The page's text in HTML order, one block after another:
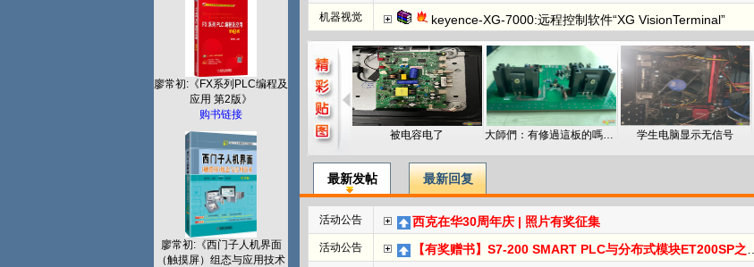
廖常初:《FX系列PLC编程及
应用 第2版》
购书链接
廖常初:《西门子人机界面
（触摸屏）组态与应用技术
机器视觉 keyence-XG-7000:远程控制软件“XG VisionTerminal”
被电容电了 大師們：有修過這板的嗎？誰有電路圖 学生电脑显示无信号
最新发帖 最新回复
活动公告 西克在华30周年庆 | 照片有奖征集
活动公告 【有奖赠书】S7-200 SMART PLC与分布式模块ET200SP之间的PROFINET IO通信